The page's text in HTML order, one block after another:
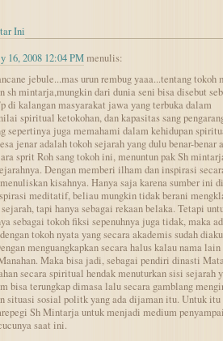
Ini
16, 2008 12:04 PMmenulis:
jebule...mas urun rembug yaaa...tentang tokoh
sh mintarja,mungkin dari dunia seni bisa disebut
di kalangan masyarakat jawa yang terbuka dalam
spiritual ketokohan, dan kapasitas sang
sepertinya juga memahami dalam kehidupan
jenar adalah tokoh sejarah yang dulu benar-benar
sprit Roh sang tokoh ini, menuntun pak Sh
Dengan memberi ilham dan inspirasi
kisahnya. Hanya saja karena sumber ini
meditatif, beliau mungkin tidak berani
tapi hanya sebagai rekaan belaka. Tetapi
sebagai tokoh fiksi sepenuhnya juga tidak, maka
tokoh nyata yang secara akademis sudah diaku
menguangkapkan secara halus kalau nama lain
Maka bisa jadi, sebagai pendiri dinasti
secara spiritual hendak menuturkan sisi sejarah
bisa terungkap dimasa lalu secara gamblang
situasi sosial politk yang ada dijaman itu. Untuk
Sh Mintarja untuk menjadi medium
saat ini.